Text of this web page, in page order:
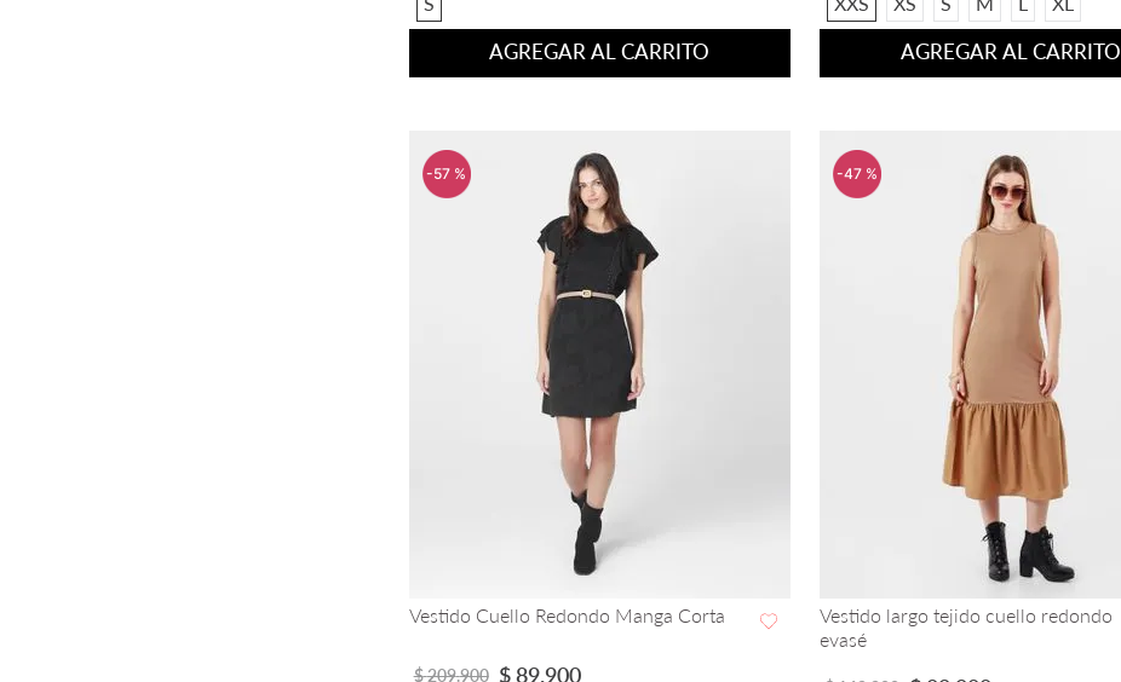
AGREGAR AL CARRITO AGREGAR AL CARRITO
-57 %
VISTA RAPIDA
Vestido Cuello Redondo Manga Corta
$209.900 $ 89.900
-47 %
Vestido largo tejido cuello redondo
evasé